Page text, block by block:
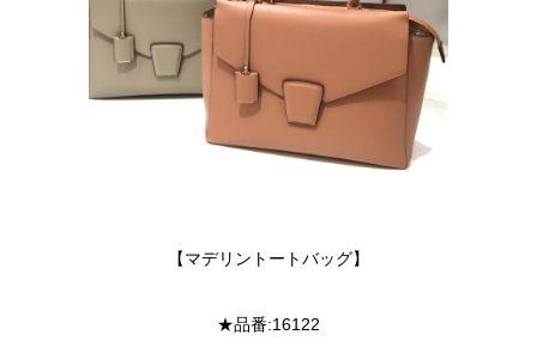
【マデリントートバッグ】
★品番:16122